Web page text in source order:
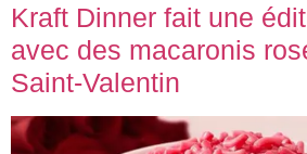
Kraft Dinner fait une
avec des macaronis
Saint-Valentin